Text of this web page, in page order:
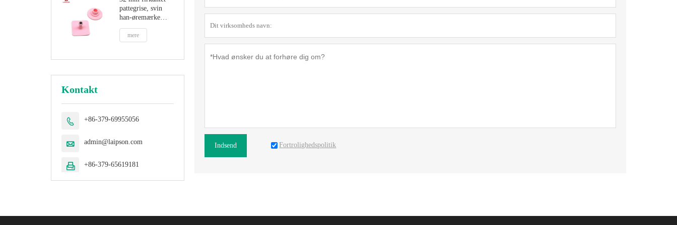
pattegrise, svin
han-øremærke
mere
Kontakt
 +86-379-69955056
 admin@laipson.com
 +86-379-65619181
Indsend Fortrolighedspolitik